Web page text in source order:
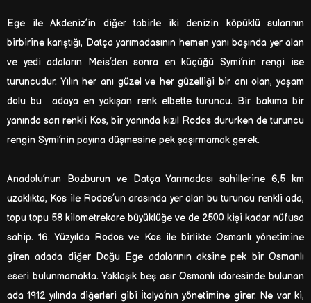
Ege ile Akdeniz’in diğer tabirle iki denizin köpüklü sularının
birbirine karıştığı, Datça yarımadasının hemen yanı başında yer alan
ve yedi adaların Meis’den sonra en küçüğü Symi’nin rengi ise
turuncudur. Yılın her anı güzel ve her güzelliği bir anı olan, yaşam
dolu bu adaya en yakışan renk elbette turuncu. Bir bakıma bir
yanında sarı renkli Kos, bir yanında kızıl Rodos dururken de turuncu
rengin Symi’nin payına düşmesine pek şaşırmamak gerek.
Anadolu’nun Bozburun ve Datça Yarımadası sahillerine 6,5 km
uzaklıkta, Kos ile Rodos’un arasında yer alan bu turuncu renkli ada,
topu topu 58 kilometrekare büyüklüğe ve de 2500 kişi kadar nüfusa
sahip. 16. Yüzyılda Rodos ve Kos ile birlikte Osmanlı yönetimine
giren adada diğer Doğu Ege adalarının aksine pek bir Osmanlı
eseri bulunmamakta. Yaklaşık beş asır Osmanlı idaresinde bulunan
ada 1912 yılında diğerleri gibi İtalya’nın yönetimine girer. Ne var ki,